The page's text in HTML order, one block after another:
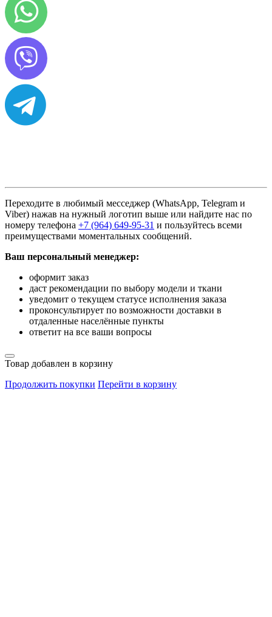
Переходите в любимый месседжер (WhatsApp, Telegram и
Viber) нажав на нужный логотип выше или найдите нас по
номеру телефона +7 (964) 649-95-31 и пользуйтесь всеми
преимуществами моментальных сообщений.
Ваш персональный менеджер:
оформит заказ
даст рекомендации по выбору модели и ткани
уведомит о текущем статусе исполнения заказа
проконсультирует по возможности доставки в
отдаленные населённые пункты
ответит на все ваши вопросы
Товар добавлен в корзину
Продолжить покупки Перейти в корзину